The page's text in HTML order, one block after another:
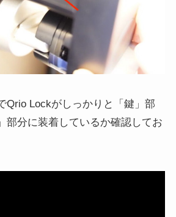
Qrio Lockがしっかりと「鍵」部
部分に装着しているか確認してお